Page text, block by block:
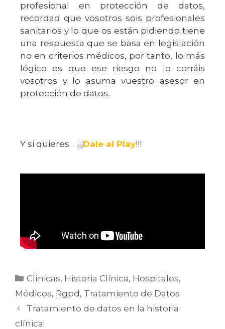
profesional en protección de datos,
recordad que vosotros sois profesionales
sanitarios y lo que os están pidiendo tiene
una respuesta que se basa en legislación
no en criterios médicos, por tanto, lo más
lógico es que ese riesgo no lo corráis
vosotros y lo asuma vuestro asesor en
protección de datos.
Y si quieres… ¡¡¡Dale al Play!!!
Clínicas, Historia Clínica, Hospitales,
Médicos, Rgpd, Tratamiento de Datos
Tratamiento de datos en la historia
clínica: